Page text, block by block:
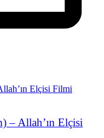
– Allah’ın Elçisi